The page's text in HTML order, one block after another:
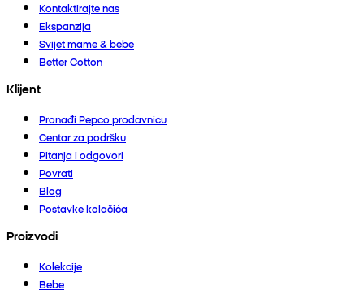
Kontaktirajte nas
Ekspanzija
Svijet mame & bebe
Better Cotton
Klijent
Pronađi Pepco prodavnicu
Centar za podršku
Pitanja i odgovori
Povrati
Blog
Postavke kolačića
Proizvodi
Kolekcije
Bebe